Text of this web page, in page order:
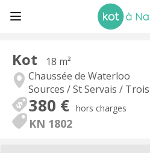
Kot
18 m²
Chaussée de Waterloo
Sources / St Servais /
380 € hors charges
KN 1802